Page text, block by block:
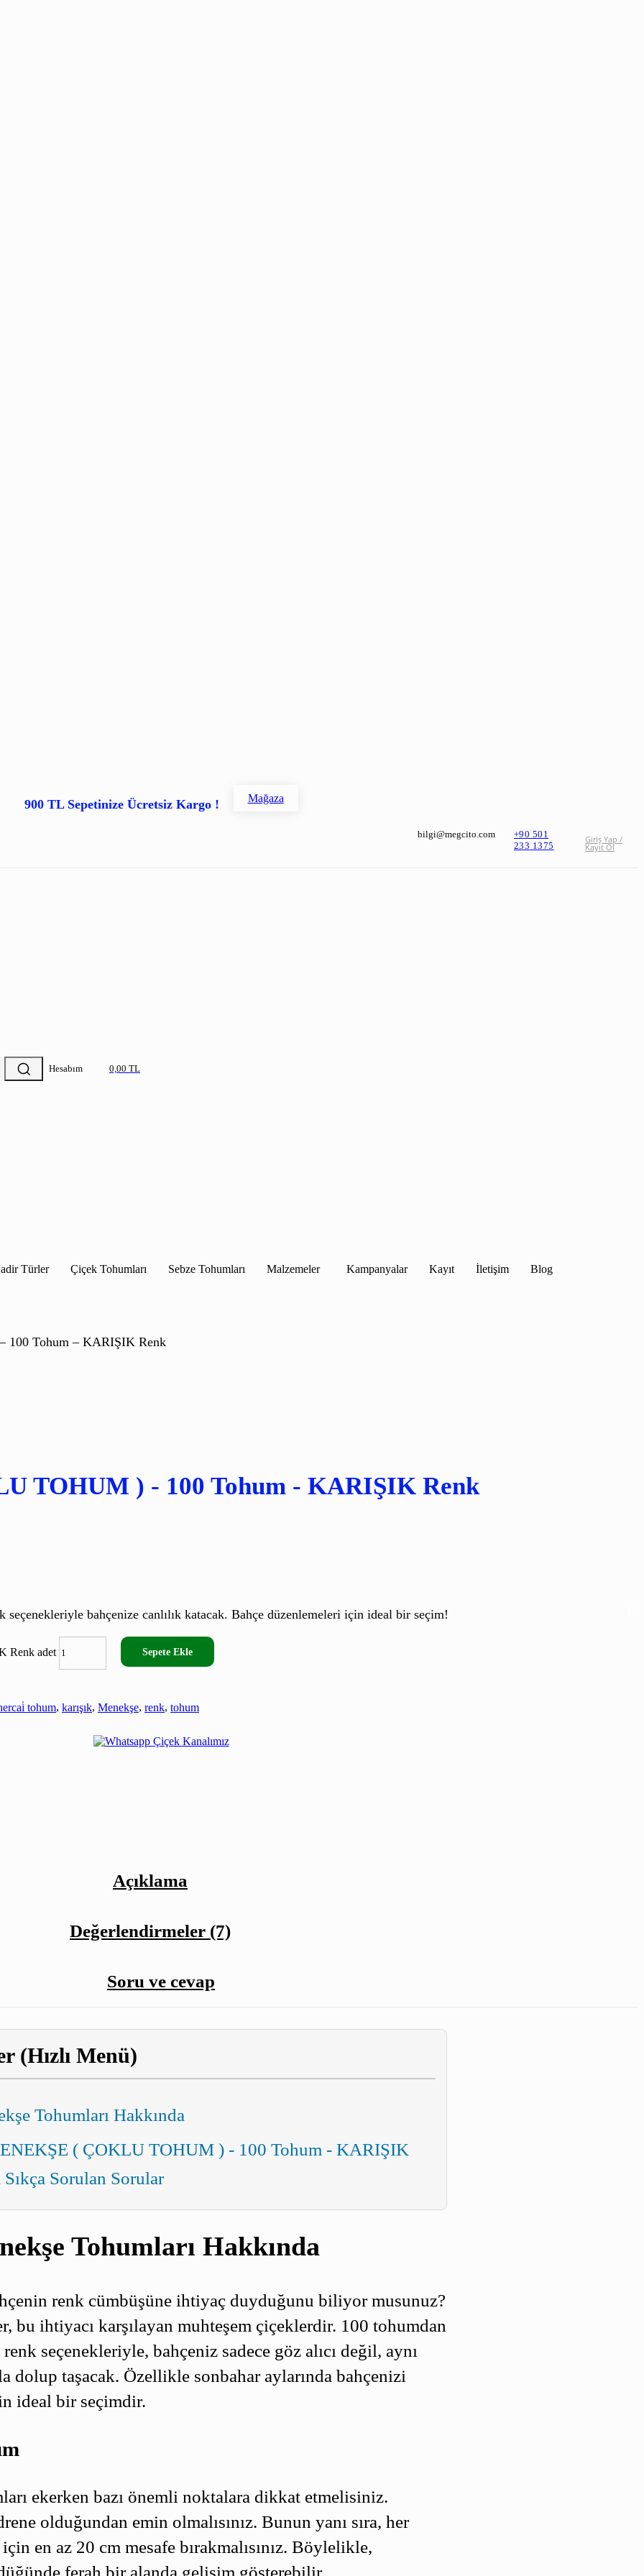
900 TL Sepetinize Ücretsiz Kargo ! Mağaza
bilgi@megcito.com
+90 501
233 1375
Giriş Yap /
Kayıt Ol
Hesabım 0,00 TL
Türler Çiçek Tohumları Sebze Tohumları Malzemeler Kampanyalar Kayıt İletişim Blog
Tohum – KARIŞIK Renk
TOHUM ) - 100 Tohum - KARIŞIK Renk
seçenekleriyle bahçenize canlılık katacak. Bahçe düzenlemeleri için ideal bir seçim!
Renk adet Sepete Ekle
tohum, karışık, Menekşe, renk, tohum
Açıklama
Değerlendirmeler (7)
Soru ve cevap
(Hızlı Menü)
Tohumları Hakkında
( ÇOKLU TOHUM ) - 100 Tohum - KARIŞIK
Sorulan Sorular
Tohumları Hakkında
renk cümbüşüne ihtiyaç duyduğunu biliyor musunuz?
bu ihtiyacı karşılayan muhteşem çiçeklerdir. 100 tohumdan
renk seçenekleriyle, bahçeniz sadece göz alıcı değil, aynı
dolup taşacak. Özellikle sonbahar aylarında bahçenizi
ideal bir seçimdir.
ekerken bazı önemli noktalara dikkat etmelisiniz.
olduğundan emin olmalısınız. Bunun yanı sıra, her
en az 20 cm mesafe bırakmalısınız. Böylelikle,